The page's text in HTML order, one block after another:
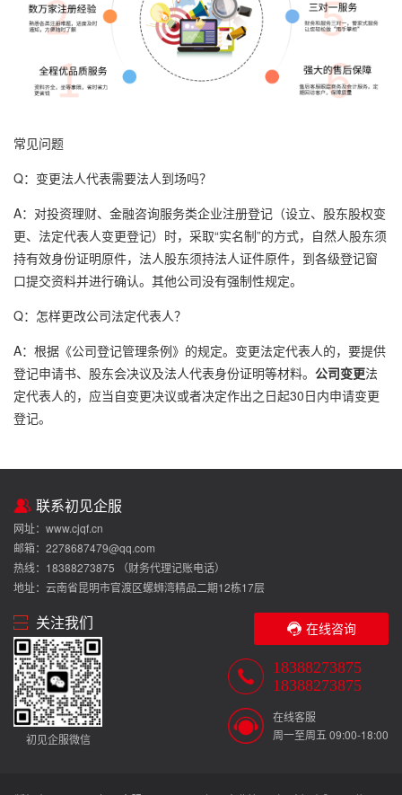
常见问题
Q：变更法人代表需要法人到场吗？
A：对投资理财、金融咨询服务类企业注册登记（设立、股东股权变
更、法定代表人变更登记）时，采取“实名制”的方式，自然人股东须
持有效身份证明原件，法人股东须持法人证件原件，到各级登记窗
口提交资料并进行确认。其他公司没有强制性规定。
Q：怎样更改公司法定代表人？
A：根据《公司登记管理条例》的规定。变更法定代表人的，要提供
登记申请书、股东会决议及法人代表身份证明等材料。 公司变更法
定代表人的，应当自变更决议或者决定作出之日起30日内申请变更
登记。
联系初见企服
网址：www.cjqf.cn
邮箱：2278687479@qq.com
热线：18388273875 （财务代理记账电话）
地址：云南省昆明市官渡区螺蛳湾精品二期12栋17层
关注我们
初见企服微信
在线咨询
18388273875
18388273875
在线客服
周一至周五 09:00-18:00